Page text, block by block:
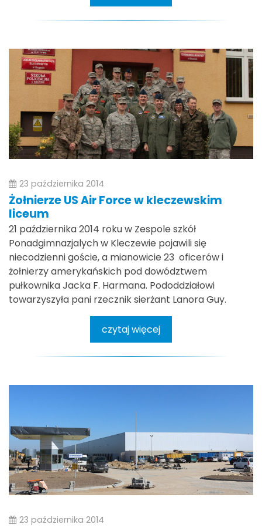
23 października 2014
Żołnierze US Air Force w kleczewskim
liceum
21 października 2014 roku w Zespole szkół
Ponadgimnazjalych w Kleczewie pojawili się
niecodzienni goście, a mianowicie 23 oficerów i
żołnierzy amerykańskich pod dowództwem
pułkownika Jacka F. Harmana. Pododdziałowi
towarzyszyła pani rzecznik sierżant Lanora Guy.
czytaj więcej
23 października 2014